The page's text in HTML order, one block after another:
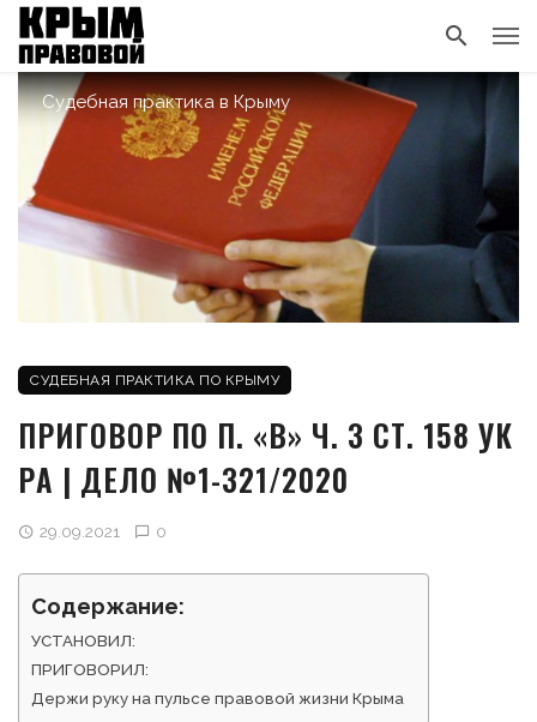
Судебная практика в Крыму
СУДЕБНАЯ ПРАКТИКА ПО КРЫМУ
ПРИГОВОР ПО П. «В» Ч. 3 СТ. 158 УК
РA | ДЕЛО №1-321/2020
29.09.2021 0
Содержание:
УСТАНОВИЛ:
ПРИГОВОРИЛ:
Держи руку на пульсе правовой жизни Крыма